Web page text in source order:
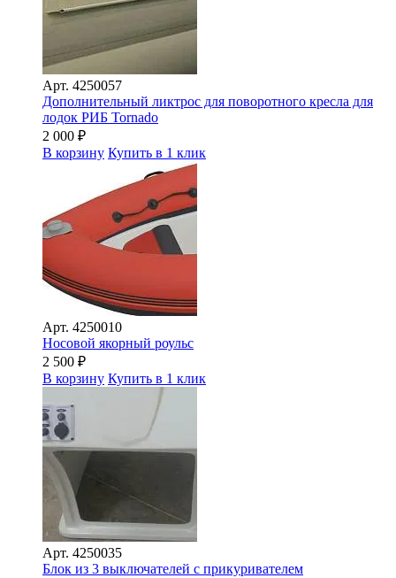
Арт. 4250057
Дополнительный ликтрос для поворотного кресла для
лодок РИБ Tornado
2 000 ₽
В корзину Купить в 1 клик
Арт. 4250010
Носовой якорный роульс
2 500 ₽
В корзину Купить в 1 клик
Арт. 4250035
Блок из 3 выключателей с прикуривателем